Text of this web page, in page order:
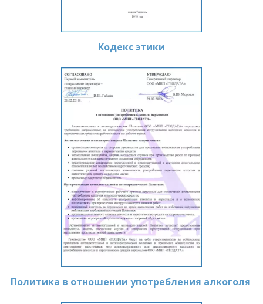
Кодекс этики
Политика в отношении употребления алкоголя